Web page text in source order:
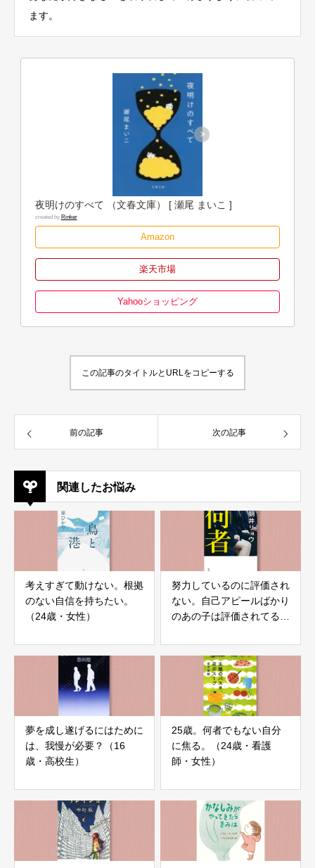
ます。
夜明けのすべて （文春文庫） [ 瀬尾 まいこ ]
created by Rinker
Amazon
楽天市場
Yahooショッピング
この記事のタイトルとURLをコピーする
前の記事 次の記事
関連したお悩み
考えすぎて動けない。根拠
のない自信を持ちたい。
（24歳・女性）
努力しているのに評価され
ない。自己アピールばかり
のあの子は評価されてるの
夢を成し遂げるにはために
は、我慢が必要？（16
歳・高校生）
25歳。何者でもない自分
に焦る。（24歳・看護
師・女性）